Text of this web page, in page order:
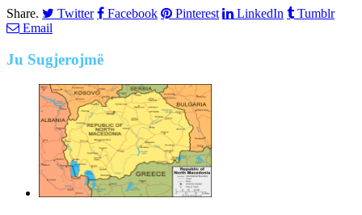
Share.
Twitter Facebook Pinterest LinkedIn
Tumblr
Email
Ju Sugjerojmë